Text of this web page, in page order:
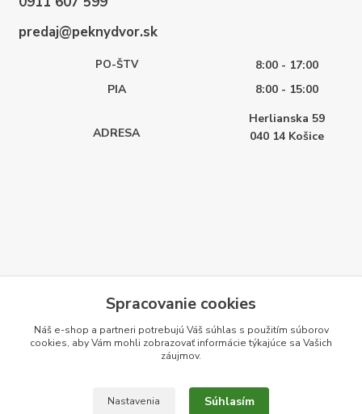
predaj@peknydvor.sk
PO-ŠTV
8:00 - 17:00
PIA
8:00 - 15:00
ADRESA
Herlianska 59
040 14 Košice
Spracovanie cookies
Náš e-shop a partneri potrebujú Váš súhlas s použitím súborov
cookies, aby Vám mohli zobrazovať informácie týkajúce sa Vašich
záujmov.
Nastavenia Súhlasím